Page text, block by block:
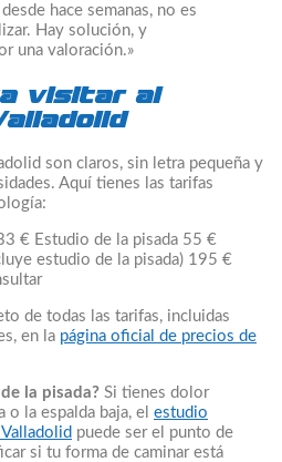
hace semanas, no es
Hay solución, y
una valoración.»
visitar al
son claros, sin letra pequeña y
Aquí tienes las tarifas
€ Estudio de la pisada 55 €
estudio de la pisada) 195 €
de todas las tarifas, incluidas
en la página oficial de precios de
la pisada? Si tienes dolor
la espalda baja, el estudio
puede ser el punto de
si tu forma de caminar está